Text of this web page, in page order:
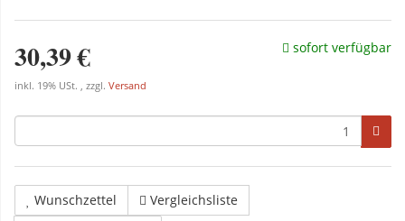
30,39 €
inkl. 19% USt. , zzgl. Versand
sofort verfügbar
Wunschzettel
Vergleichsliste